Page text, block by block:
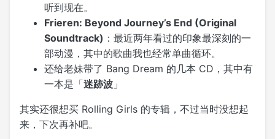
听到现在。
Frieren: Beyond Journey’s End (Original
Soundtrack) ：最近两年看过的印象最深刻的一
部动漫，其中的歌曲我也经常单曲循环。
还给老妹带了 Bang Dream 的几本 CD，其中有
一本是「迷跡波 」
其实还很想买 Rolling Girls 的专辑，不过当时没想起
来，下次再补吧。